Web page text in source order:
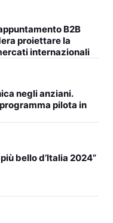
B2B
proiettare la
internazionali
negli anziani.
pilota in
bello d’Italia 2024”